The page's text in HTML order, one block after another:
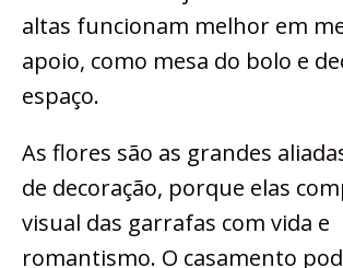
altas funcionam melhor em
apoio, como mesa do bolo e
espaço.
As flores são as grandes
de decoração, porque elas
visual das garrafas com vida e
romantismo. O casamento